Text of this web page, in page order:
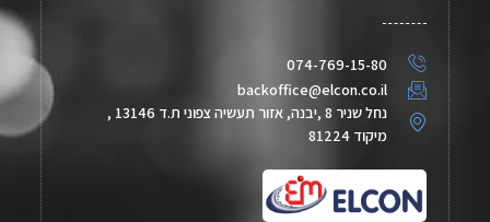
074-769-15-80
backoffice@elcon.co.il
נחל שניר 8 ,יבנה, אזור תעשיה צפוני ת.ד 13146 ,
מיקוד 81224